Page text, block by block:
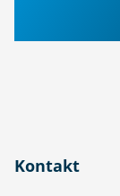
Kontakt